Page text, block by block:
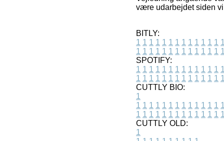
være udarbejdet siden
BITLY:
1 1 1 1 1 1 1 1 1 1 1 1 1 1
1 1 1 1 1 1 1 1 1 1 1 1 1 1
SPOTIFY:
1 1 1 1 1 1 1 1 1 1 1 1 1 1
1 1 1 1 1 1 1 1 1 1 1 1 1 1
CUTTLY BIO:
1
1 1 1 1 1 1 1 1 1 1 1 1 1 1
1 1 1 1 1 1 1 1 1 1 1 1 1 1
CUTTLY OLD:
1